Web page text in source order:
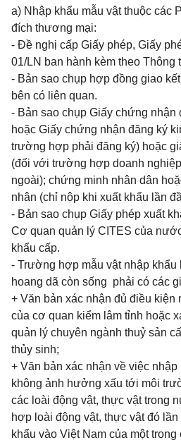
a) Nhập khẩu mẫu vật thuộc các
đích thương mại:
- Đề nghị cấp Giấy phép, Giấy
01/LN ban hành kèm theo Thông
- Bản sao chụp hợp đồng giao
bên có liên quan.
- Bản sao chụp Giấy chứng nhận
hoặc Giấy chứng nhận đăng ký
trường hợp phải đăng ký) hoặc
(đối với trường hợp doanh
ngoài); chứng minh nhân dân
nhân (chỉ nộp khi xuất khẩu lần
- Bản sao chụp Giấy phép xuất
Cơ quan quản lý CITES của
khẩu cấp.
- Trường hợp mẫu vật nhập khẩu
hoang dã còn sống phải có các
+ Văn bản xác nhận đủ điều kiện
của cơ quan kiểm lâm tỉnh hoặc
quản lý chuyên ngành thuỷ sản
thủy sinh;
+ Văn bản xác nhận về việc nhập
không ảnh hưởng xấu tới môi
các loài động vật, thực vật trong
hợp loài động vật, thực vật đó
khẩu vào Việt Nam của một